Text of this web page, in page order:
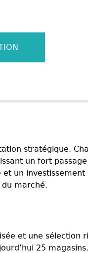
stratégique.
un fort
un investissement
marché.
et une sélection
25